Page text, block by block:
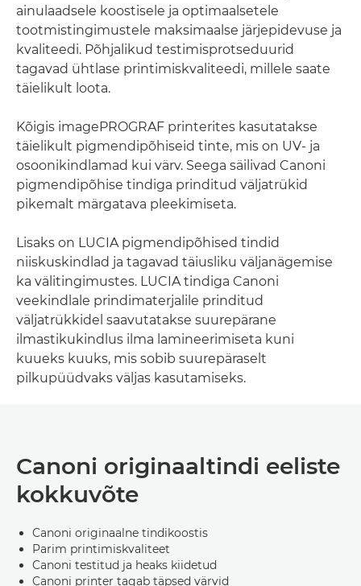
ainulaadsele koostisele ja optimaalsetele
tootmistingimustele maksimaalse järjepidevuse ja
kvaliteedi. Põhjalikud testimisprotseduurid
tagavad ühtlase printimiskvaliteedi, millele saate
täielikult loota.
Kõigis imagePROGRAF printerites kasutatakse
täielikult pigmendipõhiseid tinte, mis on UV- ja
osoonikindlamad kui värv. Seega säilivad Canoni
pigmendipõhise tindiga prinditud väljatrükid
pikemalt märgatava pleekimiseta.
Lisaks on LUCIA pigmendipõhised tindid
niiskuskindlad ja tagavad täiusliku väljanägemise
ka välitingimustes. LUCIA tindiga Canoni
veekindlale prindimaterjalile prinditud
väljatrükkidel saavutatakse suurepärane
ilmastikukindlus ilma lamineerimiseta kuni
kuueks kuuks, mis sobib suurepäraselt
pilkupüüdvaks väljas kasutamiseks.
Canoni originaaltindi eeliste
kokkuvõte
Canoni originaalne tindikoostis
Parim printimiskvaliteet
Canoni testitud ja heaks kiidetud
Canoni printer tagab täpsed värvid